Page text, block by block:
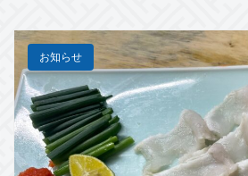
お知らせ